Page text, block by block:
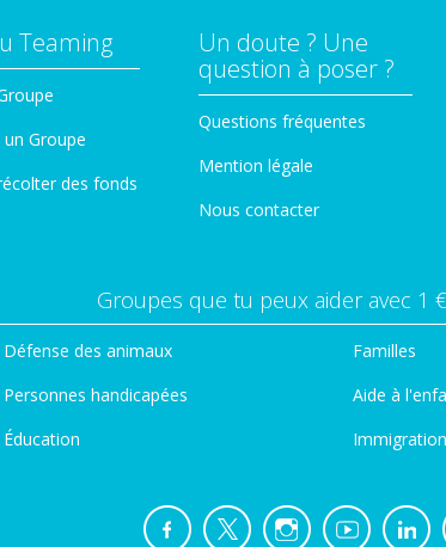
Teaming
Groupe
des fonds
Un doute ? Une
question à poser ?
Questions fréquentes
Mention légale
Nous contacter
Groupes que tu peux aider avec 1
Défense des animaux
Personnes handicapées
Éducation
Familles
Aide à
Immigration